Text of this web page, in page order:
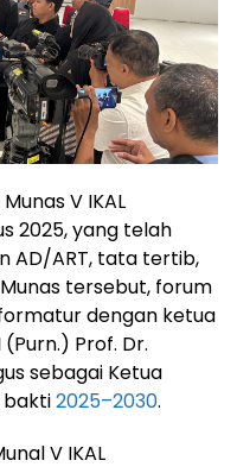
V IKAL
2025, yang telah
AD/ART, tata tertib,
tersebut, forum
dengan ketua
Prof. Dr.
sebagai Ketua
bakti2025–2030.
V IKAL